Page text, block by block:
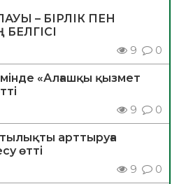
– БІРЛІК ПЕН
9 0
«Алғашқы қызмет
9 0
арттыруға
өтті
9 0